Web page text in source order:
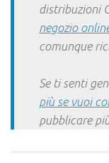
distribuzioni
negozio
comunque
Se ti senti
più se vuoi
pubblicare